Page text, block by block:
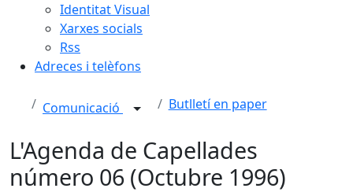
Identitat Visual
Xarxes socials
Rss
Adreces i telèfons
Comunicació Butlletí en paper
L'Agenda de Capellades
número 06 (Octubre 1996)